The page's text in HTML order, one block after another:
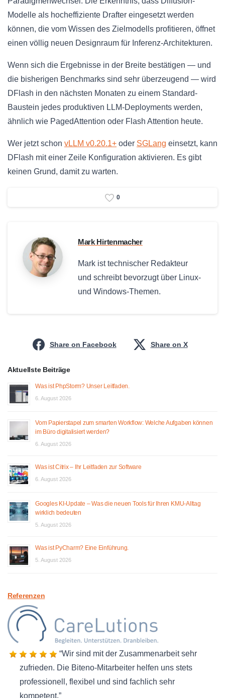
Modelle als hocheffiziente Drafter eingesetzt werden
können, die vom Wissen des Zielmodells profitieren, öffnet
einen völlig neuen Designraum für Inferenz-Architekturen.
Wenn sich die Ergebnisse in der Breite bestätigen — und
die bisherigen Benchmarks sind sehr überzeugend — wird
DFlash in den nächsten Monaten zu einem Standard-
Baustein jedes produktiven LLM-Deployments werden,
ähnlich wie PagedAttention oder Flash Attention heute.
Wer jetzt schon vLLM v0.20.1+ oder SGLang einsetzt, kann
DFlash mit einer Zeile Konfiguration aktivieren. Es gibt
keinen Grund, damit zu warten.
0
Mark Hirtenmacher
Mark ist technischer Redakteur
und schreibt bevorzugt über Linux-
und Windows-Themen.
Share on Facebook Share on X
Aktuellste Beiträge
Was ist PhpStorm? Unser Leitfaden.
6. August 2026
Vom Papierstapel zum smarten Workflow: Welche Aufgaben können
im Büro digitalisiert werden?
6. August 2026
Was ist Citrix – Ihr Leitfaden zur Software
6. August 2026
Googles KI-Update – Was die neuen Tools für Ihren KMU-Alltag
wirklich bedeuten
5. August 2026
Was ist PyCharm? Eine Einführung.
5. August 2026
Referenzen
Wir sind mit der Zusammenarbeit sehr
zufrieden. Die Biteno-Mitarbeiter helfen uns stets
professionell, flexibel und sind fachlich sehr
kompetent.